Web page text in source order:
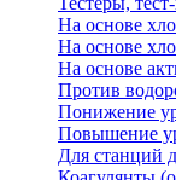
На основе
На основе
На основе
Против
Понижение
Повышение
Для станций